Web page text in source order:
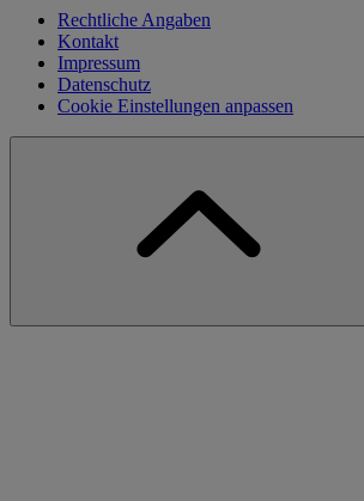
Rechtliche Angaben
Kontakt
Impressum
Datenschutz
Cookie Einstellungen anpassen